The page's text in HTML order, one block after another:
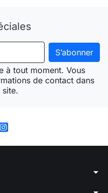
à tout moment. Vous
de contact dans
arrow_drop_down